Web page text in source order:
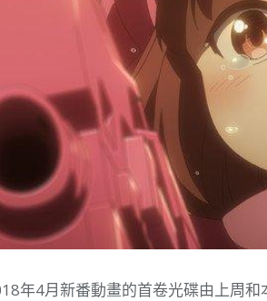
年4月新番動畫的首卷光碟由上周